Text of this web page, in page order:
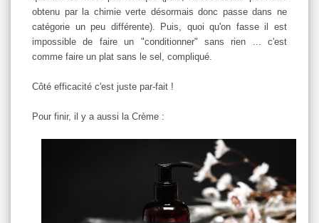
obtenu par la chimie verte désormais donc passe dans ne
catégorie un peu différente). Puis, quoi qu'on fasse il est
impossible de faire un "conditionner" sans rien ... c'est
comme faire un plat sans le sel, compliqué.
Côté efficacité c'est juste par-fait !
Pour finir, il y a aussi la Crème :